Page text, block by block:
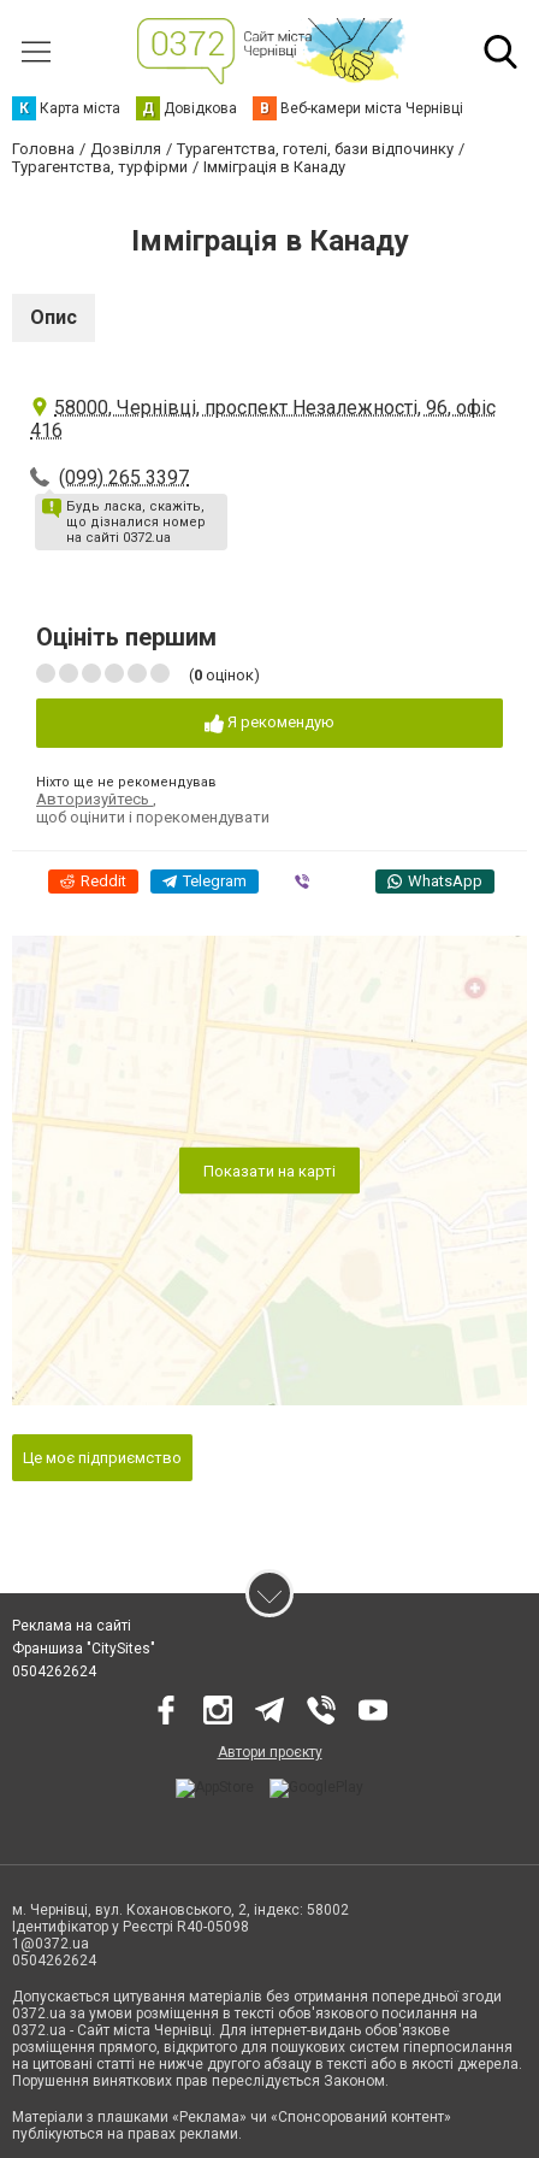
К Карта міста Д Довідкова В Веб-камери міста Чернівці
Головна Дозвілля
Турагентства, готелі, бази відпочинку
Турагентства, турфірми
Імміграція в Канаду
Імміграція в Канаду
Опис
58000, Чернівці, проспект Незалежності, 96, офіс
416
(099) 265 3397
Будь ласка, скажіть,
що дізналися номер
на сайті 0372.ua
Оцініть першим
(0 оцінок)
Я рекомендую
Ніхто ще не рекомендував
Авторизуйтесь
щоб оцінити і порекомендувати
Reddit Telegram WhatsApp
Показати на карті
Це моє підприємство
Реклама на сайті
Франшиза "CitySites"
0504262624
Автори проєкту
м. Чернівці, вул. Кохановського, 2, індекс: 58002
Ідентифікатор у Реєстрі R40-05098
1@0372.ua
0504262624
Допускається цитування матеріалів без отримання попередньої згоди
0372.ua за умови розміщення в тексті обов'язкового посилання на
0372.ua - Сайт міста Чернівці. Для інтернет-видань обов'язкове
розміщення прямого, відкритого для пошукових систем гіперпосилання
на цитовані статті не нижче другого абзацу в тексті або в якості джерела.
Порушення виняткових прав переслідується Законом.
Матеріали з плашками «Реклама» чи «Спонсорований контент»
публікуються на правах реклами.